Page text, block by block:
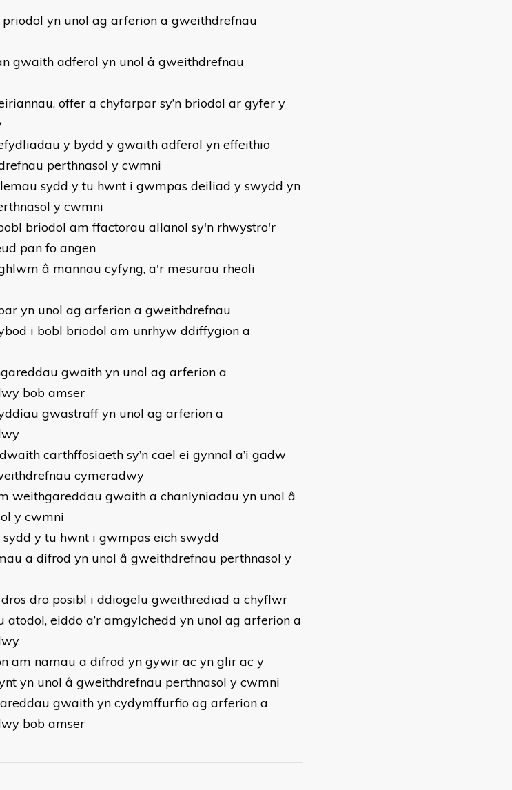
yn unol ag arferion a gweithdrefnau
gwaith adferol yn unol â gweithdrefnau
offer a chyfarpar sy’n briodol ar gyfer y
y bydd y gwaith adferol yn effeithio
perthnasol y cwmni
sydd y tu hwnt i gwmpas deiliad y swydd yn
y cwmni
briodol am ffactorau allanol sy'n rhwystro'r
pan fo angen
â mannau cyfyng, a'r mesurau rheoli
yn unol ag arferion a gweithdrefnau
i bobl briodol am unrhyw ddiffygion a
gwaith yn unol ag arferion a
bob amser
gwastraff yn unol ag arferion a
carthffosiaeth sy’n cael ei gynnal a’i gadw
cymeradwy
weithgareddau gwaith a chanlyniadau yn unol â
y cwmni
y tu hwnt i gwmpas eich swydd
a difrod yn unol â gweithdrefnau perthnasol y
dro posibl i ddiogelu gweithrediad a chyflwr
atodol, eiddo a’r amgylchedd yn unol ag arferion a
am namau a difrod yn gywir ac yn glir ac y
yn unol â gweithdrefnau perthnasol y cwmni
gwaith yn cydymffurfio ag arferion a
bob amser